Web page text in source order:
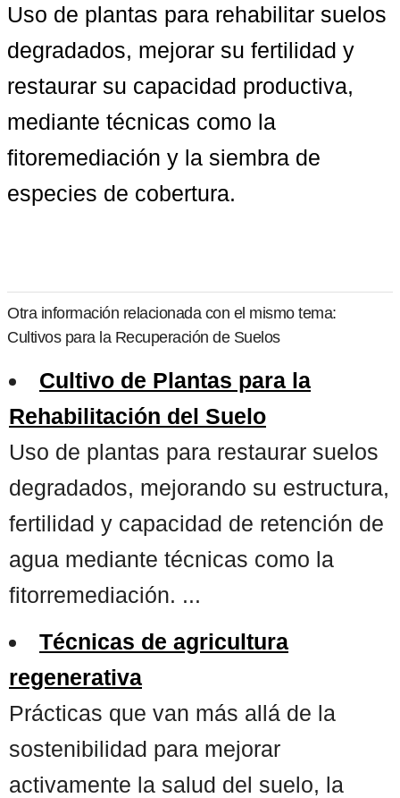
Uso de plantas para rehabilitar suelos
degradados, mejorar su fertilidad y
restaurar su capacidad productiva,
mediante técnicas como la
fitoremediación y la siembra de
especies de cobertura.
Otra información relacionada con el mismo tema:
Cultivos para la Recuperación de Suelos
Cultivo de Plantas para la
Rehabilitación del Suelo
Uso de plantas para restaurar suelos
degradados, mejorando su estructura,
fertilidad y capacidad de retención de
agua mediante técnicas como la
fitorremediación. ...
Técnicas de agricultura
regenerativa
Prácticas que van más allá de la
sostenibilidad para mejorar
activamente la salud del suelo, la